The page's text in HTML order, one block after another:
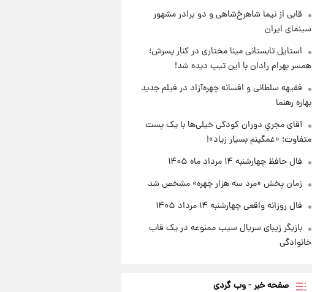
قابی از نیما شاهرخ‌شاهی و دو برادر مشهور
سینمای ایران
استایل تابستانی مینا مختاری در کنار پسرش؛
همسر بهرام رادان با این تیپ دیده شد!
فقیهه سلطانی و افسانه چهره‌آزاد در فیلم جدید
بهاره رهنما
آقای مجریِ دوران کودکی خیلی‌ها با یک پست
متفاوت؛ «غمگینم بسیار زیاد»!
فال حافظ چهارشنبه ۱۴ مرداد ماه ۱۴۰۵
زمان پخش «مرد سه هزار چهره» مشخص شد
فال روزانه واقعی چهارشنبه ۱۴ مرداد ۱۴۰۵
بازیگر زیبای سریال سیب ممنوعه در یک قاب
خانوادگی
صفحه خبر - وب گردی